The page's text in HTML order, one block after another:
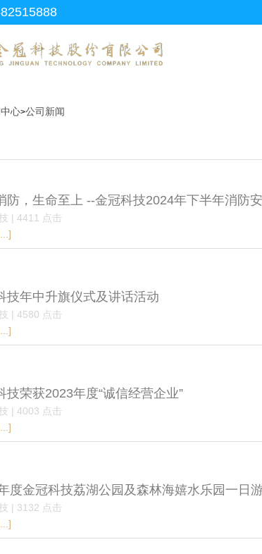
心>公司新闻
防，生命至上 --金冠科技2024年下半年消防
| 4411 点击
技年中升旗仪式及讲话活动
| 4580 点击
技荣获2023年度“诚信经营企业”
| 4003 点击
度金冠科技荔湖公园及森林海嬉水乐园一日
| 3132 点击